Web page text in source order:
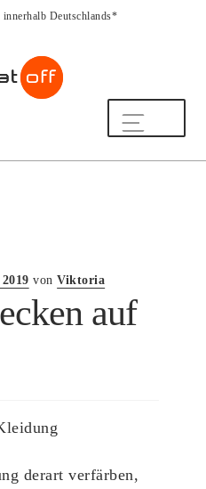
innerhalb Deutschlands*
Konto
ANMELDEN UND
vonViktoria
auf
derart verfärben,